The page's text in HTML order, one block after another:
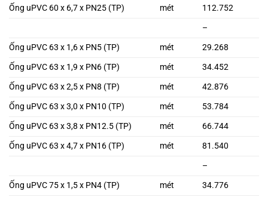
Ống uPVC 60 x 6,7 x PN25 (TP) mét 112.752
–
Ống uPVC 63 x 1,6 x PN5 (TP) mét 29.268
Ống uPVC 63 x 1,9 x PN6 (TP) mét 34.452
Ống uPVC 63 x 2,5 x PN8 (TP) mét 42.876
Ống uPVC 63 x 3,0 x PN10 (TP) mét 53.784
Ống uPVC 63 x 3,8 x PN12.5 (TP) mét 66.744
Ống uPVC 63 x 4,7 x PN16 (TP) mét 81.540
–
Ống uPVC 75 x 1,5 x PN4 (TP) mét 34.776